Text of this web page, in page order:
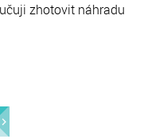
zhotovit náhradu